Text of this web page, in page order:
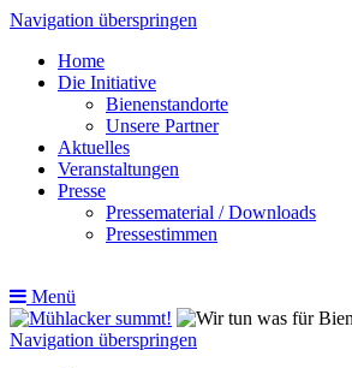
Navigation überspringen
Home
Die Initiative
Bienenstandorte
Unsere Partner
Aktuelles
Veranstaltungen
Presse
Pressematerial / Downloads
Pressestimmen
Menü
Navigation überspringen